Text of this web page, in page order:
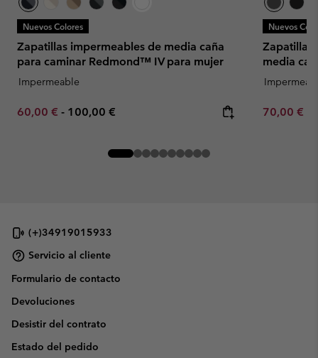
Nuevos Colores
Zapatillas impermeables de media caña
para caminar Redmond™ IV para mujer
Impermeable
Minimum sale price:
60,00 € - Maximum price:
100,00 €
Nuevos
Zapatillas
media
Minimum
70,00 €
(+)34919015933
Servicio al cliente
Formulario de contacto
Devoluciones
Desistir del contrato
Estado del pedido